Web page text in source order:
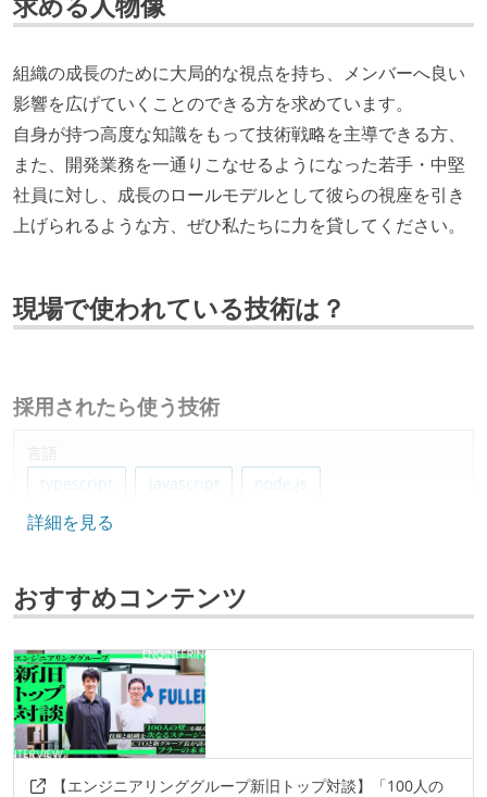
組織の成長のために大局的な視点を持ち、メンバーへ良い
影響を広げていくことのできる方を求めています。
自身が持つ高度な知識をもって技術戦略を主導できる方、
また、開発業務を一通りこなせるようになった若手・中堅
社員に対し、成長のロールモデルとして彼らの視座を引き
上げられるような方、ぜひ私たちに力を貸してください。
現場で使われている技術は？
採用されたら使う技術
言語
typescript
javascript node.js
フレームワーク
ソースコード管理
git
プロジェクト管理
github
その他
詳細を見る
おすすめコンテンツ
【エンジニアリンググループ新旧トップ対談】「100人の